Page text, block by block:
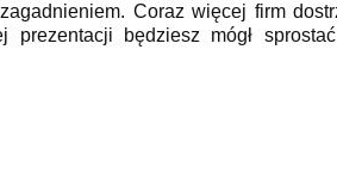
Coraz więcej firm
będziesz mógł